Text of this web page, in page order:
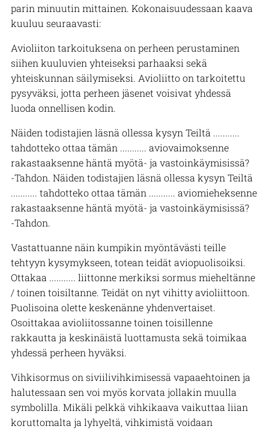
parin minuutin mittainen. Kokonaisuudessaan kaava
kuuluu seuraavasti:
Avioliiton tarkoituksena on perheen perustaminen
siihen kuuluvien yhteiseksi parhaaksi sekä
yhteiskunnan säilymiseksi. Avioliitto on tarkoitettu
pysyväksi, jotta perheen jäsenet voisivat yhdessä
luoda onnellisen kodin.
Näiden todistajien läsnä ollessa kysyn Teiltä ...........
tahdotteko ottaa tämän ........... aviovaimoksenne
rakastaaksenne häntä myötä- ja vastoinkäymisissä?
-Tahdon. Näiden todistajien läsnä ollessa kysyn Teiltä
........... tahdotteko ottaa tämän ........... aviomieheksenne
rakastaaksenne häntä myötä- ja vastoinkäymisissä?
-Tahdon.
Vastattuanne näin kumpikin myöntävästi teille
tehtyyn kysymykseen, totean teidät aviopuolisoiksi.
Ottakaa ........... liittonne merkiksi sormus mieheltänne
/ toinen toisiltanne. Teidät on nyt vihitty avioliittoon.
Puolisoina olette keskenänne yhdenvertaiset.
Osoittakaa avioliitossanne toinen toisillenne
rakkautta ja keskinäistä luottamusta sekä toimikaa
yhdessä perheen hyväksi.
Vihkisormus on siviilivihkimisessä vapaaehtoinen ja
halutessaan sen voi myös korvata jollakin muulla
symbolilla. Mikäli pelkkä vihkikaava vaikuttaa liian
koruttomalta ja lyhyeltä, vihkimistä voidaan